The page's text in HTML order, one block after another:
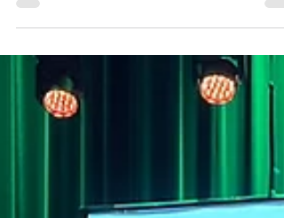
is klaar. Veel lees en kijkplezier!